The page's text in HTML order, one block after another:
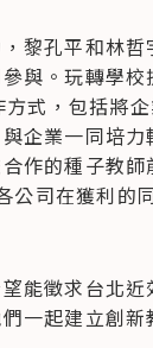
黎孔平和林
與。玩轉學校
式，包括將
企業一同培
作的種子教師
公司在獲利的
能徵求台北
一起建立創新